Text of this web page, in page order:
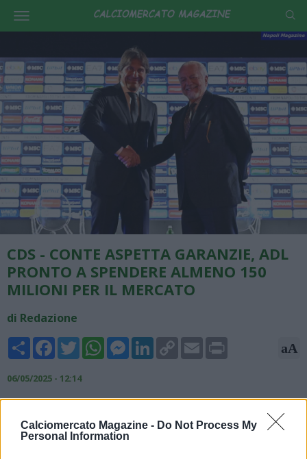
Calciomercato Magazine - Do Not Process My
Personal Information
CDS - CONTE ASPETTA GARANZIE, ADL
PRONTO A SPENDERE ALMENO 150
MILIONI PER IL MERCATO
di Redazione
Share FacebookTwitterWhatsAppMessengerLinkedInCopy
Link
Email aA
06/05/2025 - 12:14
Napoli esattamente come la sua famiglia, scrive il Corriere
dello Sport, però “ha fondato una carriera sulle vittorie e ha la